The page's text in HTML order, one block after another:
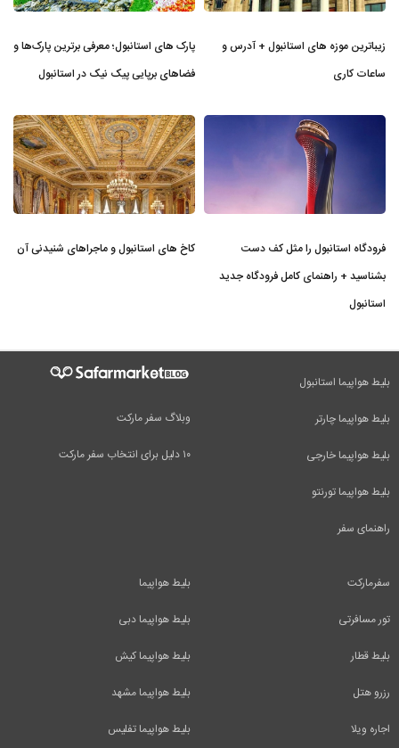
زیباترین موزه‌ های استانبول + آدرس و
ساعات کاری
پارک های استانبول؛ معرفی برترین پارک‌ها و
فضاهای برپایی پیک نیک در استانبول
فرودگاه استانبول را مثل کف دست
بشناسید + راهنمای کامل فرودگاه جدید
استانبول
کاخ های استانبول و ماجراهای شنیدنی آن
وبلاگ سفر مارکت
۱۰ دلیل برای انتخاب سفر مارکت
بلیط هواپیما استانبول
بلیط هواپیما چارتر
بلیط هواپیما خارجی
بلیط هواپیما تورنتو
راهنمای سفر
بلیط هواپیما
بلیط هواپیما دبی
بلیط هواپیما کیش
بلیط هواپیما مشهد
بلیط هواپیما تفلیس
سفرمارکت
تور مسافرتی
بلیط قطار
رزرو هتل
اجاره ویلا